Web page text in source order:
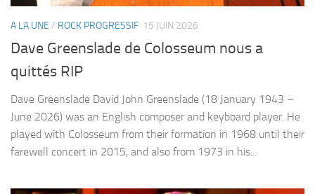
A LA UNE / ROCK PROGRESSIF 15 JUIN 2026
Dave Greenslade de Colosseum nous a
quittés RIP
Dave Greenslade David John Greenslade (18 January 1943 –
June 2026) was an English composer and keyboard player. He
played with Colosseum from their formation in 1968 until their
farewell concert in 2015, and also from 1973 in his...